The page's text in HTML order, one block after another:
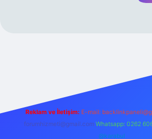
Reklam ve İletişim: E-mail:
forumhizmeti@gmail.com Whatsapp: 0262
@karabul